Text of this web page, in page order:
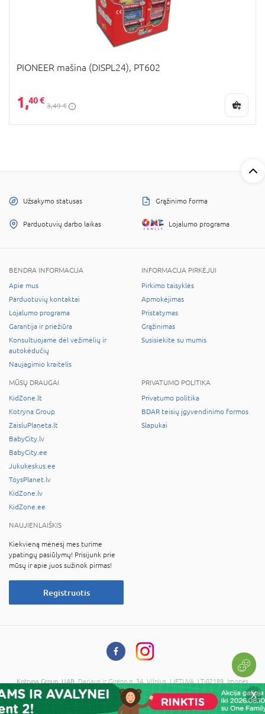
PIONEER mašina (DISPL24), PT602
1,40 €
3,49 €
X
Užsakymo statusas Grąžinimo forma
Parduotuvių darbo laikas Lojalumo programa
BENDRA INFORMACIJA
Apie mus
Parduotuvių kontaktai
Lojalumo programa
Garantija ir priežiūra
Konsultuojame dėl vežimėlių ir
autokėdučių
Naujagimio kraitelis
INFORMACIJA PIRKĖJUI
Pirkimo taisyklės
Apmokėjimas
Pristatymas
Grąžinimas
Susisiekite su mumis
MŪSŲ DRAUGAI
KidZone.lt
Kotryna Group
ZaisluPlaneta.lt
BabyCity.lv
BabyCity.ee
Jukukeskus.ee
ToysPlanet.lv
KidZone.lv
KidZone.ee
PRIVATUMO POLITIKA
Privatumo politika
BDAR teisių įgyvendinimo formos
Slapukai
NAUJIENLAIŠKIS
Kiekvieną mėnesį mes turime
ypatingų pasiūlymų! Prisijunk prie
mūsų ir apie juos sužinok pirmas!
Registruotis
Kotryna Group, UAB , Dariaus ir Girėno g. 34, Vilnius, LIETUVA, LT-02189, Įmonės
kodas: 121673734, PVM kodas: LT216737314
© 2026 Visos teisės saugomos. Kopijuoti informaciją be administracijos sutikimo